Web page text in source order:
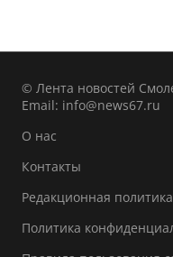
© Лента новостей
Email: info@news67.ru
О нас
Контакты
Редакционная политика
Политика